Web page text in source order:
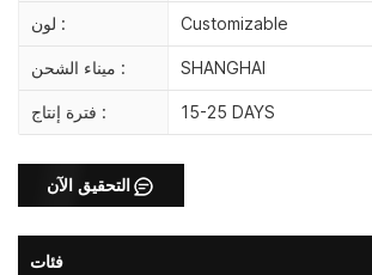
لون : Customizable
ميناء الشحن : SHANGHAI
فترة إنتاج : 15-25 DAYS
التحقيق الآن
فئات